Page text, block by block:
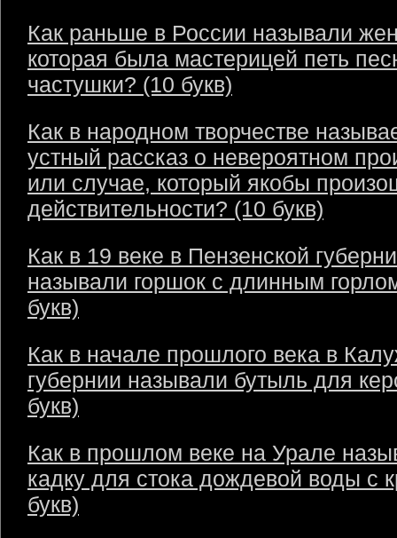
Как раньше в России называли
которая была мастерицей петь
частушки? (10 букв)
Как в народном творчестве
устный рассказ о невероятном
или случае, который якобы
действительности? (10 букв)
Как в 19 веке в Пензенской
называли горшок с длинным
букв)
Как в начале прошлого века в
губернии называли бутыль для
букв)
Как в прошлом веке на Урале
кадку для стока дождевой воды с
букв)